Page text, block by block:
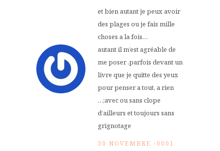
et bien autant je peux avoir
des plages ou je fais mille
choses a la fois…
autant il m’est agréable de
me poser ,parfois devant un
livre que je quitte des yeux
pour penser a tout, a rien
…;avec ou sans clope
d’ailleurs et toujours sans
grignotage
30 NOVEMBRE -0001